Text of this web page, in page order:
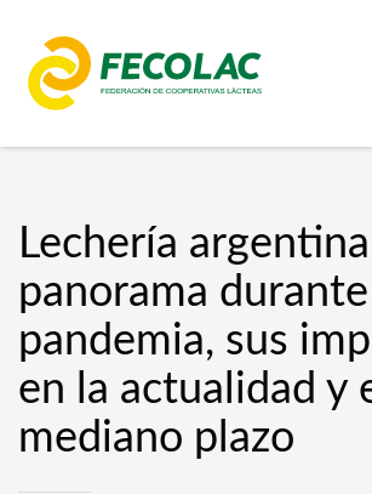
Lechería
panorama
pandemia, sus
en la actualidad y
mediano plazo